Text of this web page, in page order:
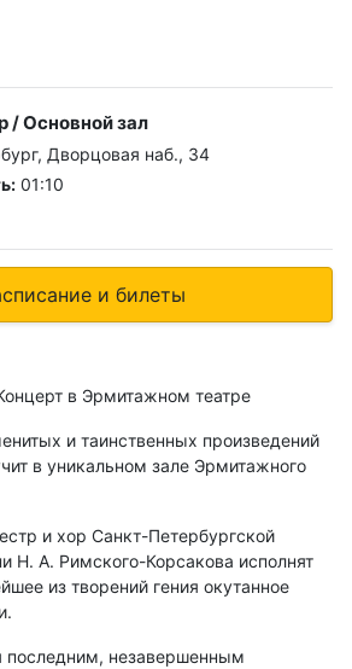
/ Основной зал
Дворцовая наб., 34
01:10
и билеты
в Эрмитажном театре
и таинственных произведений
в уникальном зале Эрмитажного
и хор Санкт-Петербургской
Н. А. Римского-Корсакова исполнят
из творений гения окутанное
последним, незавершенным